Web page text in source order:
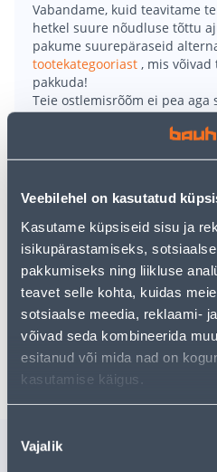
Veebilehel on kasutatud
Kasutame küpsiseid sisu ja
isikupärastamiseks,
pakkumiseks ning liikluse
teavet selle kohta, kuidas
sotsiaalse meedia, reklaami-
võivad seda kombineerida
esitanud või mida nad on
kasutamise käigus.
valik
Vajalik
Vabandame, kuid teavitame
hetkel suure nõudluse tõttu
pakume suurepäraseid
tootekategooriast , mis
pakkuda!
Teie ostlemisrõõm ei pea aga
uurimistööd saate jätkata,
kasutades meie võimsat
• Rehvipinna laius on 205
55% laiusest.
• Rehvi sise-diameeter 16 tolli.
• Koormusindeks: 94 = 670 kg
• 14-päevane tagastusõigus.
Tarne pole võimalik
Sarnased tooted